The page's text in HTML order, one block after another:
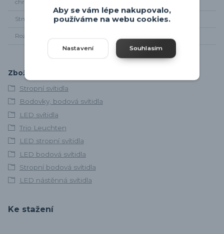
chromatičnosti
Stmívání NE
Rozměry
Zboží zařazeno v kategoriích
Stropní svítidla
Bodovky, bodová svítidla
LED svítidla
Trio Leuchten
LED stropní svítidla
LED bodová svítidla
Stropní bodová svítidla
LED nástěnná svítidla
Ke stažení
Aby se vám lépe nakupovalo,
používáme na webu cookies.
Nastavení Souhlasím